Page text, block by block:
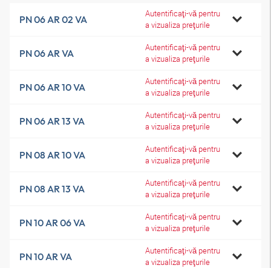
PN 06 AR 02 VA
Autentificaţi-vă pentru
a vizualiza preţurile
PN 06 AR VA
Autentificaţi-vă pentru
a vizualiza preţurile
PN 06 AR 10 VA
Autentificaţi-vă pentru
a vizualiza preţurile
PN 06 AR 13 VA
Autentificaţi-vă pentru
a vizualiza preţurile
PN 08 AR 10 VA
Autentificaţi-vă pentru
a vizualiza preţurile
PN 08 AR 13 VA
Autentificaţi-vă pentru
a vizualiza preţurile
PN 10 AR 06 VA
Autentificaţi-vă pentru
a vizualiza preţurile
PN 10 AR VA
Autentificaţi-vă pentru
a vizualiza preţurile